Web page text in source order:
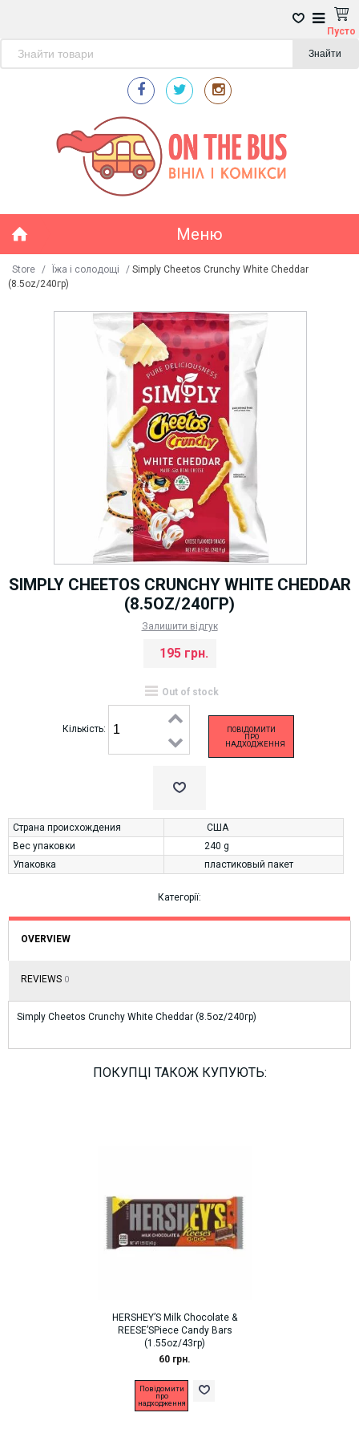
Пусто
Знайти
Меню
Store / Їжа і солодощі / Simply Cheetos Crunchy White Cheddar
(8.5oz/240гр)
SIMPLY CHEETOS CRUNCHY WHITE CHEDDAR
(8.5OZ/240ГР)
Залишити відгук
195 грн.
Out of stock
Кількість:
ПОВІДОМИТИ
ПРО
НАДХОДЖЕННЯ
Страна происхождения
США
Вес упаковки
240 g
Упаковка
пластиковый пакет
Категорії:
OVERVIEW
REVIEWS 0
Simply Cheetos Crunchy White Cheddar (8.5oz/240гр)
ПОКУПЦІ ТАКОЖ КУПУЮТЬ:
HERSHEY’S Milk Chocolate &
REESE’SPiece Candy Bars
(1.55oz/43гр)
60 грн.
Повідомити
про
надходження